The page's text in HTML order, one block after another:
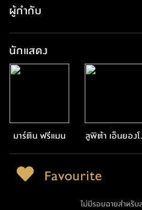
ผู้กำกับ
นักแสดง
มาร์ติน ฟรีแมน ลูพิต้า เอ็นยองโ
Favourite
ไม่มีรอบฉายสำหรับ